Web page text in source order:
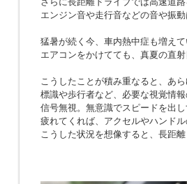
エンジン音や走行音などの音や振
猛暑が続く今、車内熱中症も増えて
エアコンをかけてても、真夏の直
こうしたことが積み重なると、あ
標識や歩行者など、必要な視覚情
信号無視。無意識でスピードを出し
疲れてくれば、アクセルやハンド
こうした状況を想像すると、長距